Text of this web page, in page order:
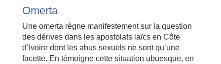
Omerta
Une omerta règne manifestement sur la question
des dérives dans les apostolats laïcs en Côte
d’Ivoire dont les abus sexuels ne sont qu’une
facette. En témoigne cette situation ubuesque, en